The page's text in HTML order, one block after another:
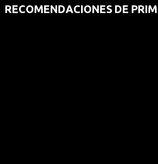
RECOMENDACIONES DE